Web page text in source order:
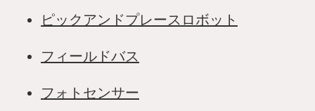
ピックアンドプレースロボット
フィールドバス
フォトセンサー